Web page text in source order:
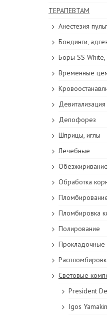
ТЕРАПЕВТАМ
Анестезия
Бондинги,
Боры SS White,
Временные
Депофорез
Шприцы, иглы
Лечебные
Обезжиривание
Обработка
Пломбировка
Полирование
Прокладочные
Световые
President
Igos Yamakin